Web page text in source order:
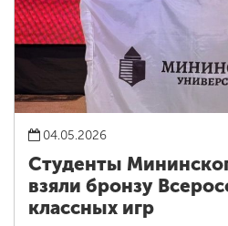
04.05.2026
Студенты
взяли бронзу
классных игр